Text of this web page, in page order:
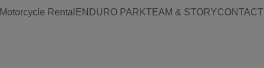
Motorcycle Rental ENDURO PARKTEAM & STORYCONTACT